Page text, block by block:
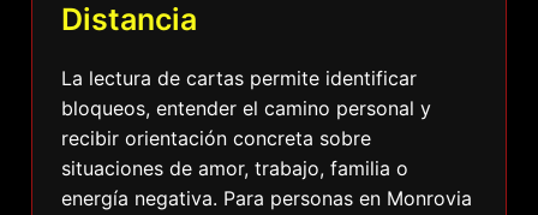
Distancia
La lectura de cartas permite identificar
bloqueos, entender el camino personal y
recibir orientación concreta sobre
situaciones de amor, trabajo, familia o
energía negativa. Para personas en Monrovia